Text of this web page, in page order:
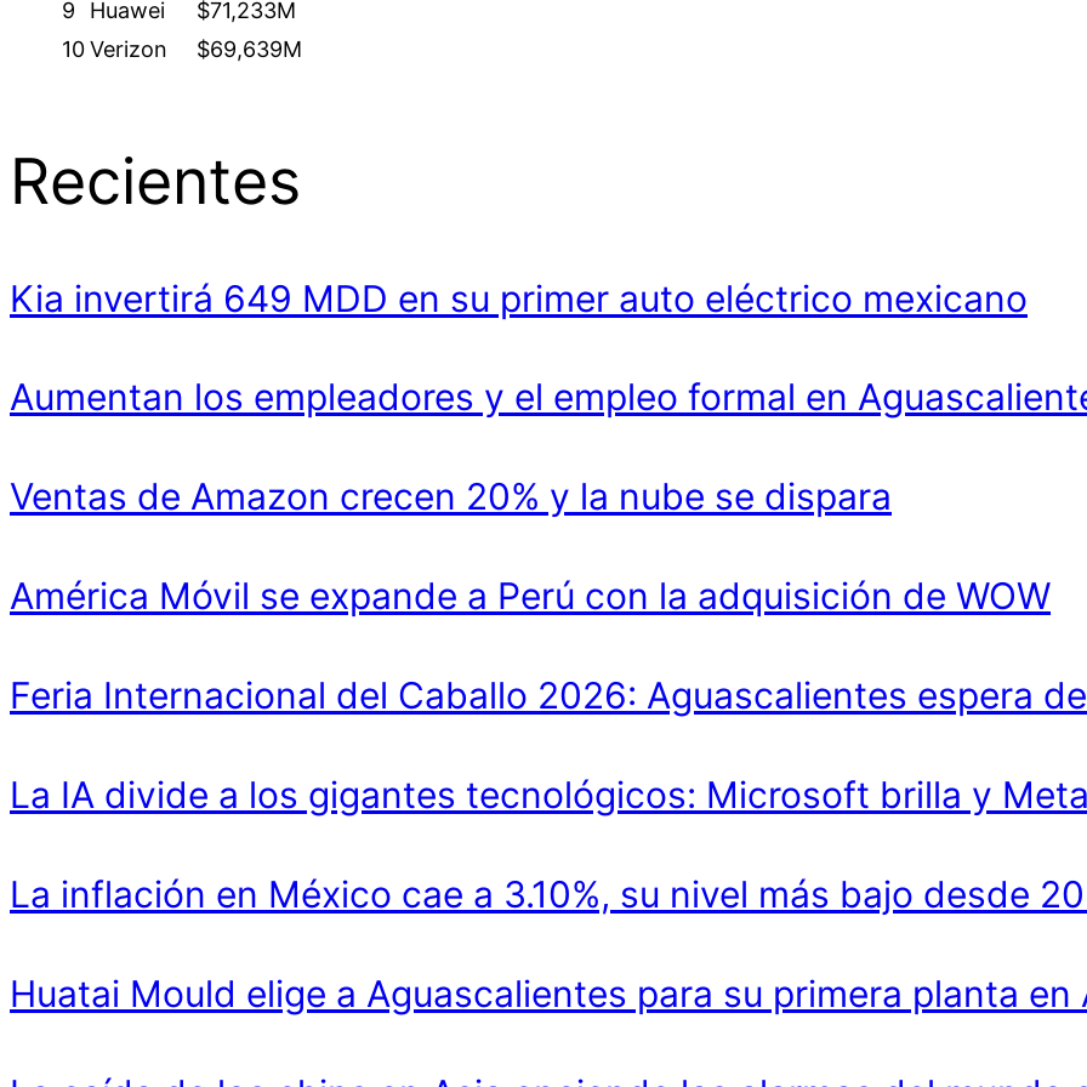
9 Huawei
$71,233M
10Verizon $69,639M
Recientes
Kia invertirá 649 MDD en su primer auto eléctrico mexicano
Aumentan los empleadores y el empleo formal en
Ventas de Amazon crecen 20% y la nube se dispara
América Móvil se expande a Perú con la adquisición de WOW
Feria Internacional del Caballo 2026: Aguascalientes espera
La IA divide a los gigantes tecnológicos: Microsoft brilla y
La inflación en México cae a 3.10%, su nivel más bajo desde
Huatai Mould elige a Aguascalientes para su primera planta en